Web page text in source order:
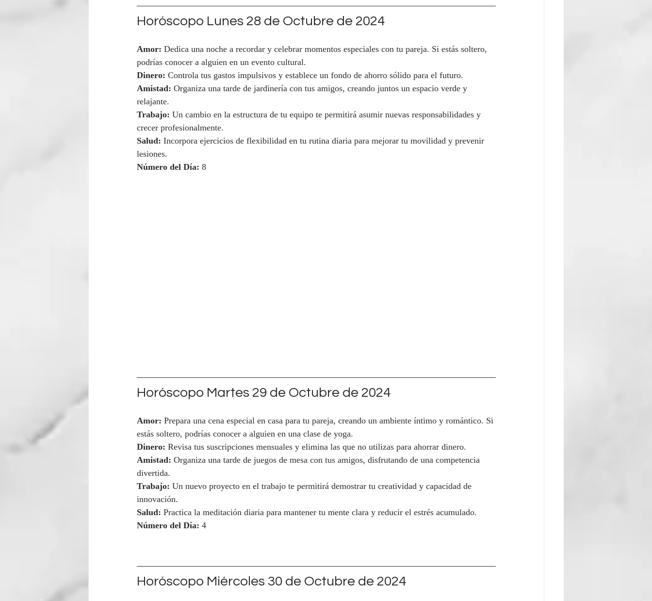
Horóscopo Lunes 28 de Octubre de 2024
Amor: Dedica una noche a recordar y celebrar momentos especiales con tu pareja. Si estás soltero,
podrías conocer a alguien en un evento cultural.
Dinero: Controla tus gastos impulsivos y establece un fondo de ahorro sólido para el futuro.
Amistad: Organiza una tarde de jardinería con tus amigos, creando juntos un espacio verde y
relajante.
Trabajo: Un cambio en la estructura de tu equipo te permitirá asumir nuevas responsabilidades y
crecer profesionalmente.
Salud: Incorpora ejercicios de flexibilidad en tu rutina diaria para mejorar tu movilidad y prevenir
lesiones.
Número del Día: 8
Horóscopo Martes 29 de Octubre de 2024
Amor: Prepara una cena especial en casa para tu pareja, creando un ambiente íntimo y romántico. Si
estás soltero, podrías conocer a alguien en una clase de yoga.
Dinero: Revisa tus suscripciones mensuales y elimina las que no utilizas para ahorrar dinero.
Amistad: Organiza una tarde de juegos de mesa con tus amigos, disfrutando de una competencia
divertida.
Trabajo: Un nuevo proyecto en el trabajo te permitirá demostrar tu creatividad y capacidad de
innovación.
Salud: Practica la meditación diaria para mantener tu mente clara y reducir el estrés acumulado.
Número del Día: 4
Horóscopo Miércoles 30 de Octubre de 2024